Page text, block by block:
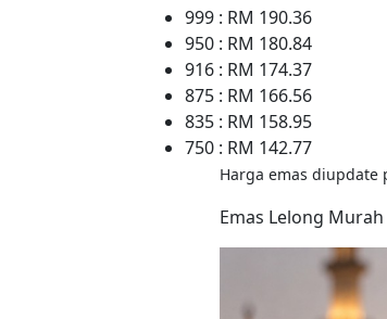
999 : RM 190.36
950 : RM 180.84
916 : RM 174.37
875 : RM 166.56
835 : RM 158.95
750 : RM 142.77
Harga emas diupdate
Emas Lelong